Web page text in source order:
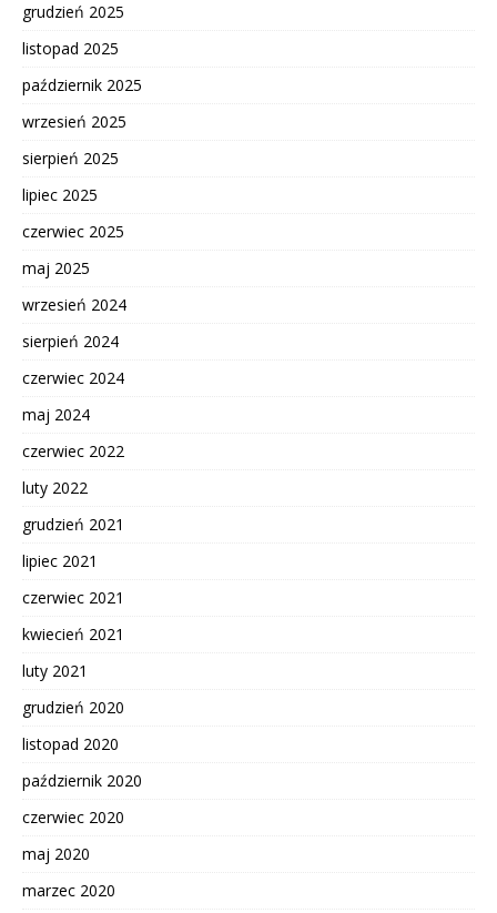
grudzień 2025
listopad 2025
październik 2025
wrzesień 2025
sierpień 2025
lipiec 2025
czerwiec 2025
maj 2025
wrzesień 2024
sierpień 2024
czerwiec 2024
maj 2024
czerwiec 2022
luty 2022
grudzień 2021
lipiec 2021
czerwiec 2021
kwiecień 2021
luty 2021
grudzień 2020
listopad 2020
październik 2020
czerwiec 2020
maj 2020
marzec 2020